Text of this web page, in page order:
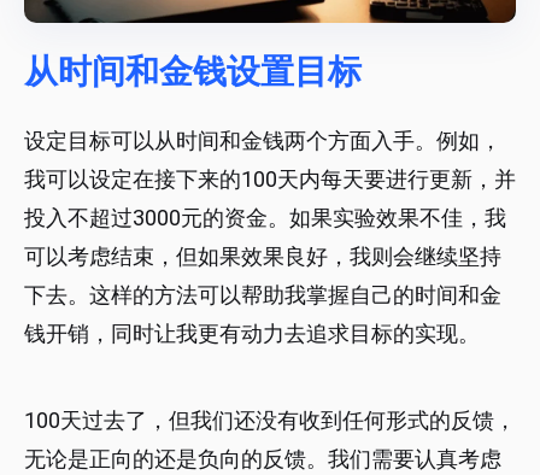
从时间和金钱设置目标
设定目标可以从时间和金钱两个方面入手。例如，
我可以设定在接下来的100天内每天要进行更新，并
投入不超过3000元的资金。如果实验效果不佳，我
可以考虑结束，但如果效果良好，我则会继续坚持
下去。这样的方法可以帮助我掌握自己的时间和金
钱开销，同时让我更有动力去追求目标的实现。
100天过去了，但我们还没有收到任何形式的反馈，
无论是正向的还是负向的反馈。我们需要认真考虑